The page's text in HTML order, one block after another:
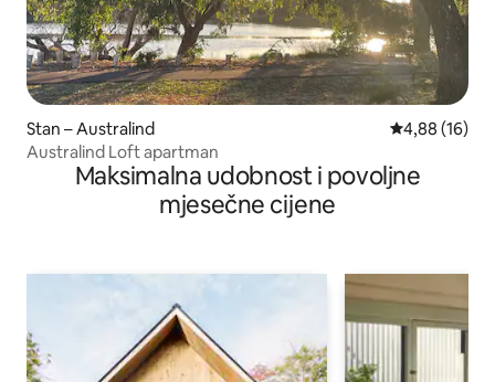
Stan – Australind Prosječna
4,88 (16)
Australind Loft apartman
Maksimalna udobnost i povoljne
mjesečne cijene